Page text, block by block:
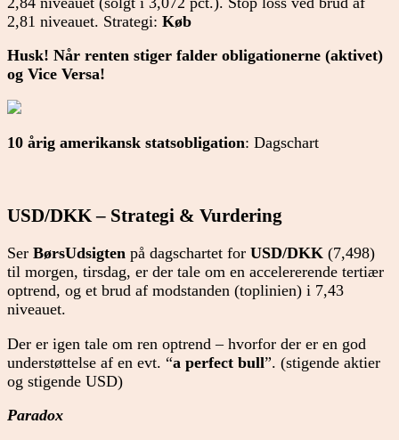
2,81 niveauet. Strategi: Køb
Husk! Når renten stiger falder obligationerne (aktivet)
og Vice Versa!
10 årig amerikansk statsobligation: Dagschart
USD/DKK – Strategi & Vurdering
Ser BørsUdsigten på dagschartet for USD/DKK (7,498)
til morgen, tirsdag, er der tale om en accelererende tertiær
optrend, og et brud af modstanden (toplinien) i 7,43
niveauet.
Der er igen tale om ren optrend – hvorfor der er en god
understøttelse af en evt. “a perfect bull”. (stigende aktier
og stigende USD)
Paradox